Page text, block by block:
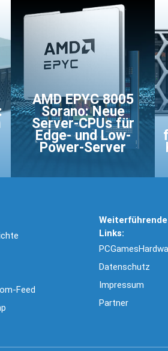
AMD EPYC 8005
Sorano: Neue
Server-CPUs für
Edge- und Low-
Power-Server
Feed
Weiterführende
Links:
Datenschutz
Impressum
Partner